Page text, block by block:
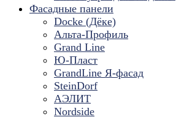
Фасадные панели
Docke (Дёке)
Альта-Профиль
Grand Line
Ю-Пласт
GrandLine Я-фасад
SteinDorf
АЭЛИТ
Nordside